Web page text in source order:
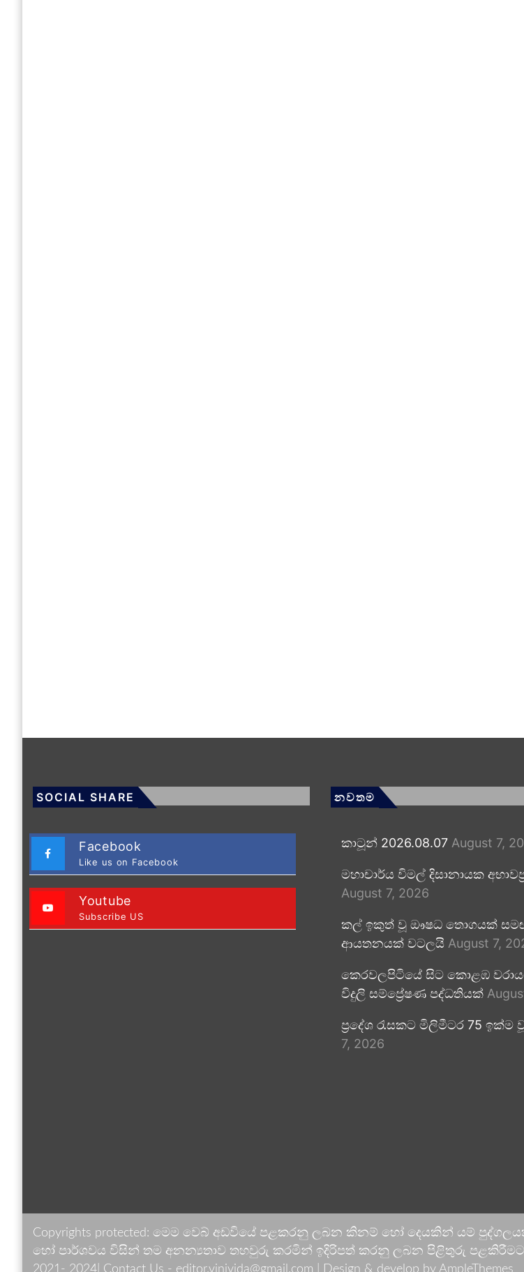
SOCIAL SHARE
Facebook
Like us on Facebook
Youtube
Subscribe US
නවතම
කාටූන් 2026.08.07 August 7,
මහාචාර්ය විමල් දිසානායක
August 7, 2026
කල් ඉකුත් වූ ඖෂධ තොගයක්
ආයතනයක් වටලයි August 7,
කෙරවලපිටියේ සිට කොළඹ
විදුලි සම්ප්‍රේෂණ පද්ධතියක්
ප්‍රදේශ රැසකට මිලිමීටර 75 ඉක්ම
7, 2026
Copyrights protected: මෙම වෙබ් අඩවියේ පළකරනු ලබන කිනම් හෝ දෙයකින් යම්
හෝ පාර්ශවය විසින් තම අනන්‍යතාව තහවුරු කරමින් ඉදිරිපත් කරනු ලබන පිළිතුරු පළකිරීමට
2021- 2024| Contact Us - editor.vinivida@gmail.com |
Design & develop by AmpleThemes